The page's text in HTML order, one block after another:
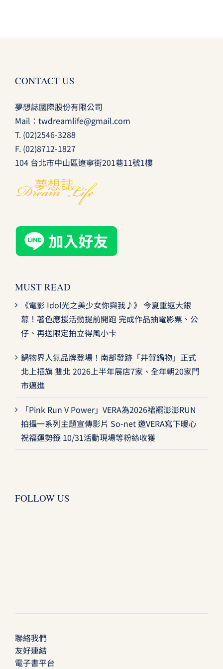
CONTACT US
夢想誌國際股份有限公司
Mail： twdreamlife@gmail.com
T. (02)2546-3288
F. (02)8712-1827
104 台北市中山區遼寧街201巷11號1樓
MUST READ
《電影 Idol光之美少女你與我♪》 今夏重返大銀
幕！著色應援活動提前開跑 完成作品抽電影票、公
仔、再送限定拍立得風小卡
鍋物界人氣品牌登場！南部發跡「井賀鍋物」正式
北上插旗 雙北 2026上半年展店7家、全年朝20家門
市邁進
「Pink Run V Power」VERA為2026裙襬澎澎RUN
拍攝一系列主題宣傳影片 So-net 邀VERA寫下暖心
祝福運勢籤 10/31活動現場等粉絲收獲
FOLLOW US
聯絡我們
友好連結
電子書平台